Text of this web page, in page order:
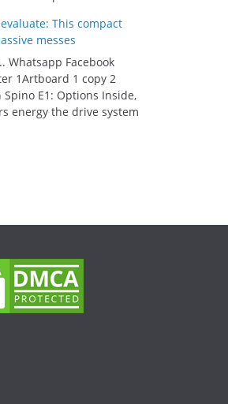
This compact
messes
Whatsapp Facebook
1Artboard 1 copy 2
E1: Options Inside,
energy the drive system